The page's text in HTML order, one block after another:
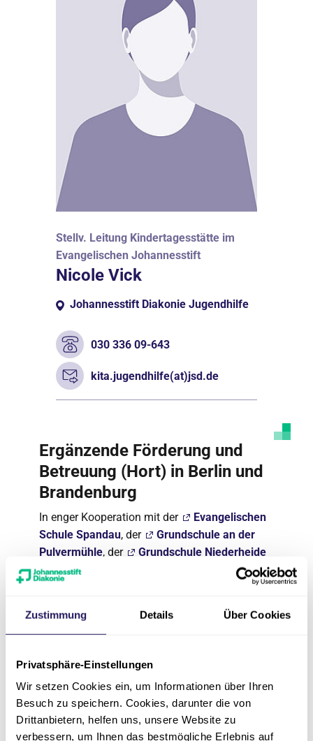
Zustimmung Details Über Cookies
Privatsphäre-Einstellungen
Wir setzen Cookies ein, um Informationen über Ihren
Besuch zu speichern. Cookies, darunter die von
Drittanbietern, helfen uns, unsere Website zu
verbessern, um Ihnen das bestmögliche Erlebnis auf
Stellv. Leitung Kindertagesstätte im
Evangelischen Johannesstift
Nicole Vick
Johannesstift Diakonie Jugendhilfe
030 336 09-643
kita.jugendhilfe(at)jsd.de
Ergänzende Förderung und
Betreuung (Hort) in Berlin und
Brandenburg
In enger Kooperation mit der
Evangelischen
Schule Spandau, der
Grundschule an der
Pulvermühle, der
Grundschule Niederheide
in Hohen Neuendorf, der
Grundschule am
und der
die Schüler*innen dieser Schulen im Rahmen
In unseren Einrichtungen können sich die
Grundschüler*innen draußen und drinnen
entfalten, kreativ sein und sich bewegen,
verschiedenen Interessen nachgehen oder neue